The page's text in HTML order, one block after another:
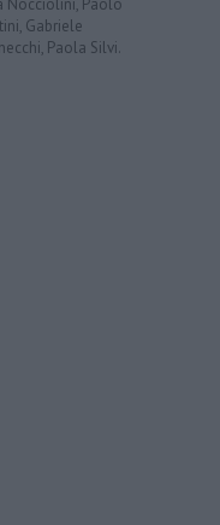
Gabriele
Paola Silvi.